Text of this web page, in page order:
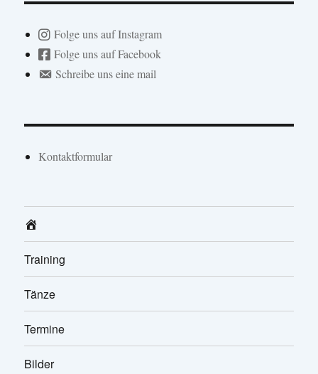
Folge uns auf Instagram
Folge uns auf Facebook
Schreibe uns eine mail
Kontaktformular
Training
Tänze
Termine
Bilder